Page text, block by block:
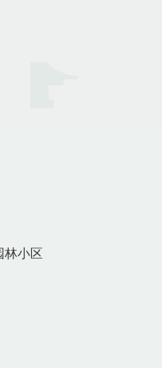
林小区